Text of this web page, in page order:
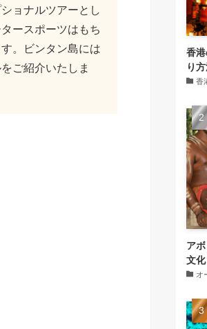
ョナルツアーとし
ースポーツはもち
。ビンタン島には
ご紹介いたしま
香
り
香
ア
文
オ